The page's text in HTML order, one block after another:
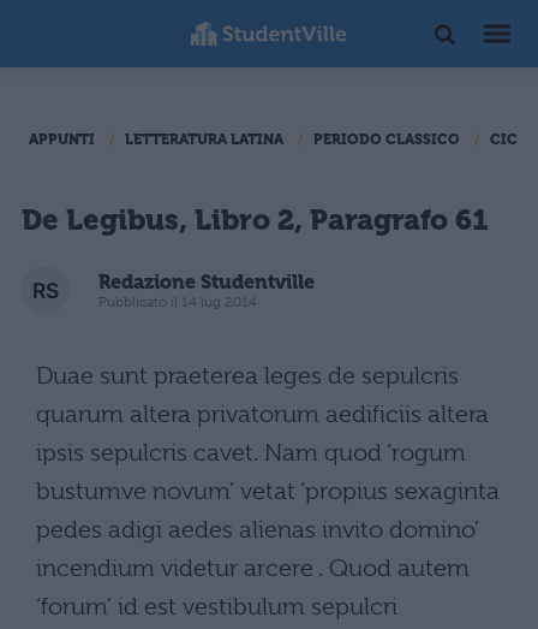
APPUNTI LETTERATURA LATINA PERIODO CLASSICO
De Legibus, Libro 2, Paragrafo 61
Redazione Studentville
Pubblicato il 14 lug 2014
Duae sunt praeterea leges de sepulcris
quarum altera privatorum aedificiis altera
ipsis sepulcris cavet. Nam quod ‘rogum
bustumve novum’ vetat ‘propius sexaginta
pedes adigi aedes alienas invito domino’
incendium videtur arcere . Quod autem
‘forum’ id est vestibulum sepulcri